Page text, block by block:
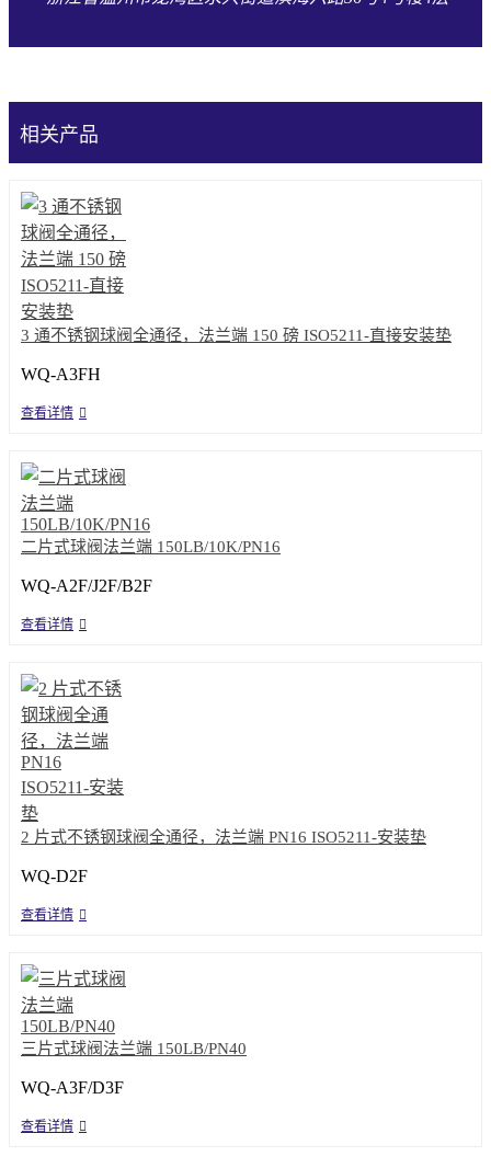
相关产品
3 通不锈钢球阀全通径，法兰端 150 磅 ISO5211-直接安装垫
WQ-A3FH
查看详情
二片式球阀法兰端 150LB/10K/PN16
WQ-A2F/J2F/B2F
查看详情
2 片式不锈钢球阀全通径，法兰端 PN16 ISO5211-安装垫
WQ-D2F
查看详情
三片式球阀法兰端 150LB/PN40
WQ-A3F/D3F
查看详情